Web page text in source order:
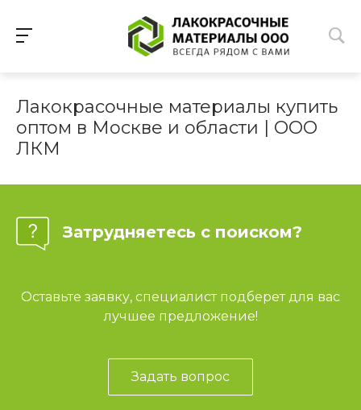
Лакокрасочные материалы купить
оптом в Москве и области | ООО
ЛКМ
Затрудняетесь с поиском?
Оставьте заявку, специалист подберет для вас
лучшее предложение!
Задать вопрос